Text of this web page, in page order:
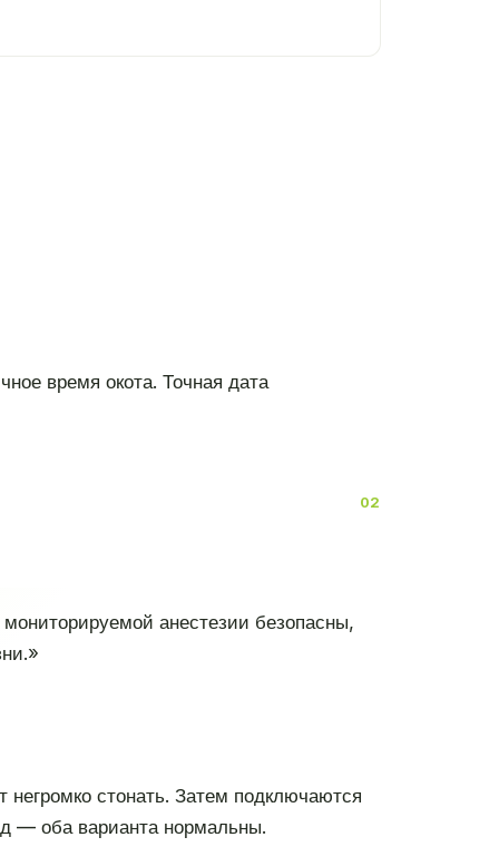
время окота. Точная дата
анестезии безопасны,
стонать. Затем подключаются
— оба варианта нормальны.